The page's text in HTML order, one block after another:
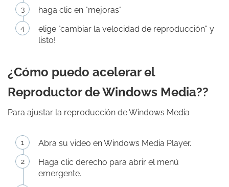
haga clic en "mejoras"
elige "cambiar la velocidad de reproducción" y
listo!
¿Cómo puedo acelerar el
Reproductor de Windows Media??
Para ajustar la reproducción de Windows Media
Abra su video en Windows Media Player.
Haga clic derecho para abrir el menú
emergente.